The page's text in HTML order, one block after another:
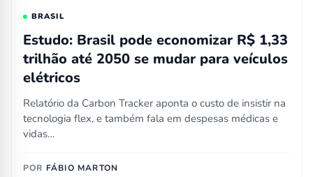
BRASIL
Estudo: Brasil pode economizar R$ 1,33
trilhão até 2050 se mudar para veículos
elétricos
Relatório da Carbon Tracker aponta o custo de insistir na
tecnologia flex, e também fala em despesas médicas e
vidas…
POR FÁBIO MARTON